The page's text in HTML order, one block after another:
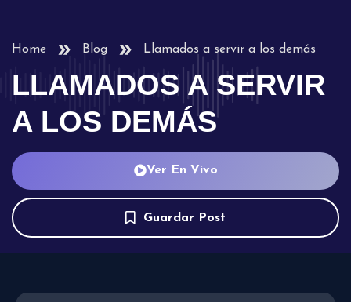
Home Blog Llamados a servir a los demás
LLAMADOS A SERVIR
A LOS DEMÁS
Ver En Vivo
Guardar Post